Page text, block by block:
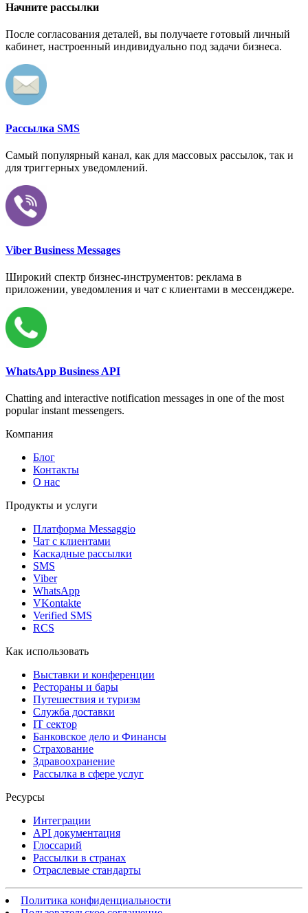
Начните рассылки
После согласования деталей, вы получаете готовый личный
кабинет, настроенный индивидуально под задачи бизнеса.
Рассылка SMS
Самый популярный канал, как для массовых рассылок, так и
для триггерных уведомлений.
Viber Business Messages
Широкий спектр бизнес-инструментов: реклама в
приложении, уведомления и чат с клиентами в мессенджере.
WhatsApp Business API
Chatting and interactive notification messages in one of the most
popular instant messengers.
Компания
Блог
Контакты
О нас
Продукты и услуги
Платформа Messaggio
Чат с клиентами
Каскадные рассылки
SMS
Viber
WhatsApp
VKontakte
Verified SMS
RCS
Как использовать
Выставки и конференции
Рестораны и бары
Путешествия и туризм
Служба доставки
IT сектор
Банковское дело и Финансы
Страхование
Здравоохранение
Рассылка в сфере услуг
Ресурсы
Интеграции
API документация
Глоссарий
Рассылки в странах
Отраслевые стандарты
Политика конфиденциальности